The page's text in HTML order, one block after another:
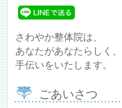
さわやか整体院は、
あなたがあなたらしく
手伝いをいたします。
ごあいさつ